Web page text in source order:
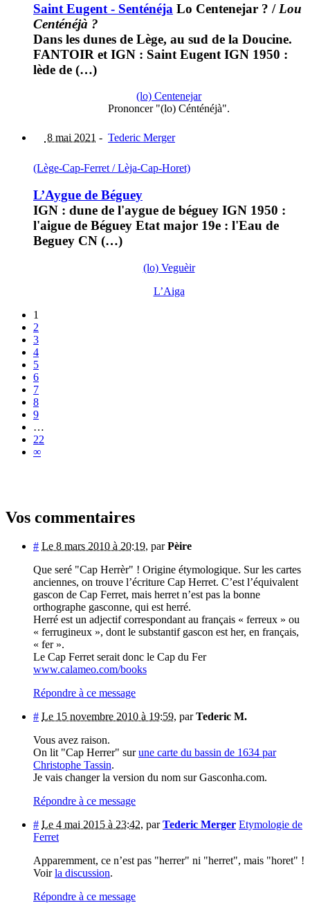
Saint Eugent - Senténéja Lo Centenejar ? / Lou
Centénéjà ?
Dans les dunes de Lège, au sud de la Doucine.
FANTOIR et IGN : Saint Eugent IGN 1950 :
lède de (…)
(lo) Centenejar
Prononcer "(lo) Cénténéjà".
8 mai 2021 - Tederic Merger
(Lège-Cap-Ferret / Lèja-Cap-Horet)
L’Aygue de Béguey
IGN : dune de l'aygue de béguey IGN 1950 :
l'aigue de Béguey Etat major 19e : l'Eau de
Beguey CN (…)
(lo) Veguèir
L’Aiga
1
2
3
4
5
6
7
8
9
…
22
∞
Vos commentaires
# Le 8 mars 2010 à 20:19, parPèire
Que seré "Cap Herrèr" ! Origine étymologique. Sur les cartes
anciennes, on trouve l’écriture Cap Herret. C’est l’équivalent
gascon de Cap Ferret, mais herret n’est pas la bonne
orthographe gasconne, qui est herré.
Herré est un adjectif correspondant au français « ferreux » ou
« ferrugineux », dont le substantif gascon est her, en français,
« fer ».
Le Cap Ferret serait donc le Cap du Fer
www.calameo.com/books
Répondre à ce message
# Le 15 novembre 2010 à 19:59, parTederic M.
Vous avez raison.
On lit "Cap Herrer" surune carte du bassin de 1634 par
Christophe Tassin.
Je vais changer la version du nom sur Gasconha.com.
Répondre à ce message
# Le 4 mai 2015 à 23:42, parTederic Merger Etymologie de
Ferret
Apparemment, ce n’est pas "herrer" ni "herret", mais "horet" !
Voirla discussion.
Répondre à ce message